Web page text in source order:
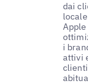
dai
i
attivi